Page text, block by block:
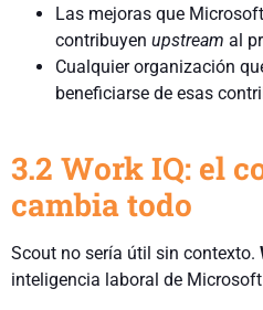
Las mejoras que
contribuyen upstream al
Cualquier organización
beneficiarse de esas
3.2 Work IQ: el
cambia todo
Scout no sería útil sin contexto.
inteligencia laboral de